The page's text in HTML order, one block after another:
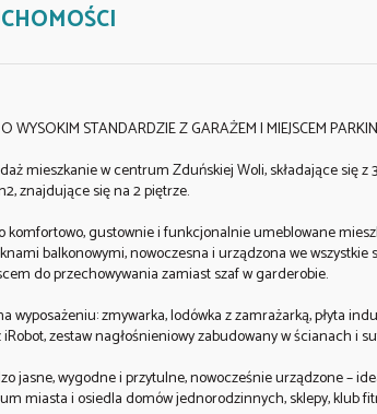
WYSOKIM STANDARDZIE Z GARAŻEM I MIEJSCEM
mieszkanie w centrum Zduńskiej Woli, składające się z
znajdujące się na 2 piętrze.
komfortowo, gustownie i funkcjonalnie umeblowane
balkonowymi, nowoczesna i urządzona we wszystkie
do przechowywania zamiast szaf w garderobie.
wyposażeniu: zmywarka, lodówka z zamrażarką, płyta
zestaw nagłośnieniowy zabudowany w ścianach i
jasne, wygodne i przytulne, nowocześnie urządzone –
miasta i osiedla domów jednorodzinnych, sklepy, klub